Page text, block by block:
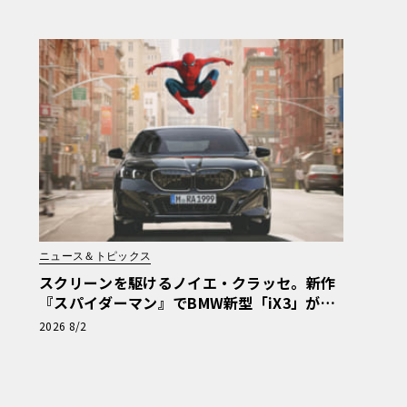
ニュース＆トピックス
スクリーンを駆けるノイエ・クラッセ。新作
『スパイダーマン』でBMW新型「iX3」が示
す次世代の指針
2026 8/2